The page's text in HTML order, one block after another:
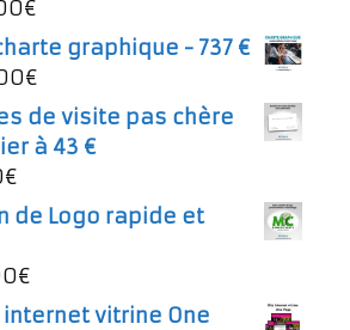
€Le
prix
actuel
257,00€.
graphique - 737 €
:
€Le
prix
actuel
de visite pas chère
à 43 €
€Le
prix
actuel
est :
de Logo rapide et
€Le
prix
internet vitrine One